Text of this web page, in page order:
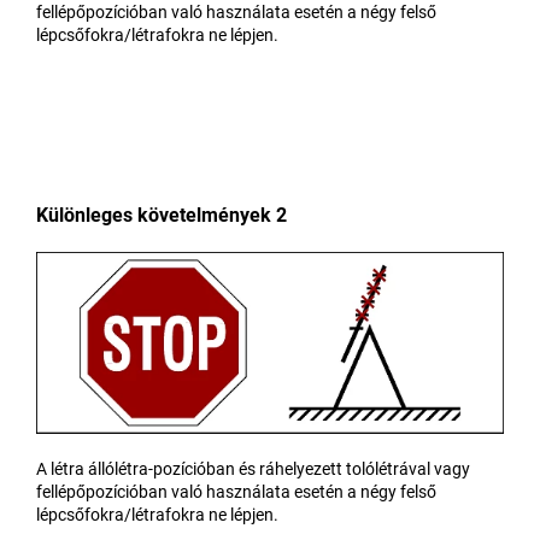
fellépőpozícióban való használata esetén a négy felső
lépcsőfokra/létrafokra ne lépjen.
Különleges követelmények 2
A létra állólétra-pozícióban és ráhelyezett tolólétrával vagy
fellépőpozícióban való használata esetén a négy felső
lépcsőfokra/létrafokra ne lépjen.